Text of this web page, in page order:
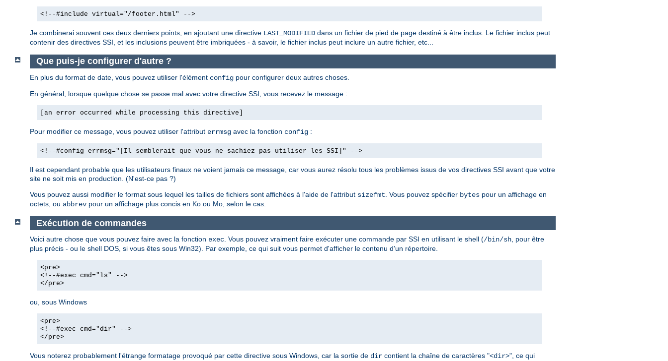
<!--#include virtual="/footer.html" -->
Je combinerai souvent ces deux derniers points, en ajoutant une directive LAST_MODIFIED dans un fichier de pied de page destiné à être inclus. Le fichier inclus peut
contenir des directives SSI, et les inclusions peuvent être imbriquées - à savoir, le fichier inclus peut inclure un autre fichier, etc...
Que puis-je configurer d'autre ?
En plus du format de date, vous pouvez utiliser l'élément config pour configurer deux autres choses.
En général, lorsque quelque chose se passe mal avec votre directive SSI, vous recevez le message :
[an error occurred while processing this directive]
Pour modifier ce message, vous pouvez utiliser l'attribut errmsg avec la fonction config :
<!--#config errmsg="[Il semblerait que vous ne sachiez pas utiliser les SSI]" -->
Il est cependant probable que les utilisateurs finaux ne voient jamais ce message, car vous aurez résolu tous les problèmes issus de vos directives SSI avant que votre
site ne soit mis en production. (N'est-ce pas ?)
Vous pouvez aussi modifier le format sous lequel les tailles de fichiers sont affichées à l'aide de l'attribut sizefmt . Vous pouvez spécifier bytes pour un affichage en
octets, ou abbrev pour un affichage plus concis en Ko ou Mo, selon le cas.
Exécution de commandes
Voici autre chose que vous pouvez faire avec la fonction exec . Vous pouvez vraiment faire exécuter une commande par SSI en utilisant le shell (/bin/sh , pour être
plus précis - ou le shell DOS, si vous êtes sous Win32). Par exemple, ce qui suit vous permet d'afficher le contenu d'un répertoire.
<pre>
<!--#exec cmd="ls" -->
</pre>
ou, sous Windows
<pre>
<!--#exec cmd="dir" -->
</pre>
Vous noterez probablement l'étrange formatage provoqué par cette directive sous Windows, car la sortie de dir contient la chaîne de caractères "<dir>", ce qui